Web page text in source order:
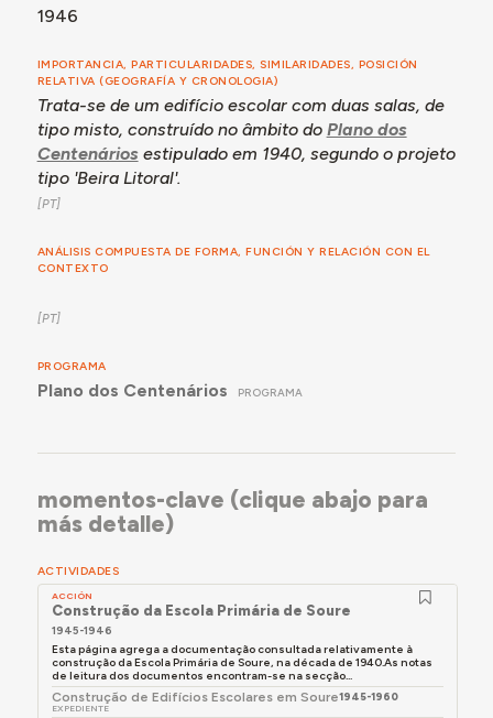
1946
IMPORTANCIA, PARTICULARIDADES, SIMILARIDADES, POSICIÓN
RELATIVA (GEOGRAFÍA Y CRONOLOGIA)
Trata-se de um edifício escolar com duas salas, de
tipo misto, construído no âmbito do Plano dos
Centenáriosestipulado em 1940, segundo o projeto
tipo 'Beira Litoral'.
ANÁLISIS COMPUESTA DE FORMA, FUNCIÓN Y RELACIÓN CON EL
CONTEXTO
PROGRAMA
Plano dos Centenários PROGRAMA
momentos-clave (clique abajo para
más detalle)
ACTIVIDADES
ACCIÓN
Construção da Escola Primária de Soure
1945-1946
Esta página agrega a documentação consultada relativamente à
construção da Escola Primária de Soure, na década de 1940.As notas
de leitura dos documentos encontram-se na secção...
Construção de Edifícios Escolares em Soure1945-1960
EXPEDIENTE